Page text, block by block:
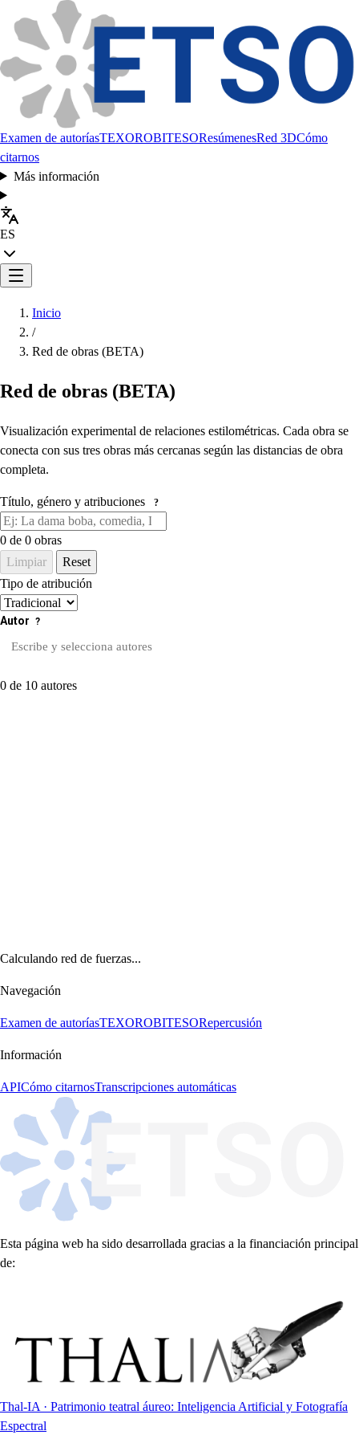
Examen de autoríasTEXOROBITESOResúmenesRed 3DCómo
citarnos
Más información
ES
Inicio
/
Red de obras (BETA)
Red de obras (BETA)
Visualización experimental de relaciones estilométricas. Cada obra se
conecta con sus tres obras más cercanas según las distancias de obra
completa.
Título, género y atribuciones ?
0 de 0 obras
Limpiar
Reset
Tipo de atribución
Autor ?
0 de 10 autores
Calculando red de fuerzas...
Navegación
Examen de autoríasTEXOROBITESORepercusión
Información
APICómo citarnosTranscripciones automáticas
Esta página web ha sido desarrollada gracias a la financiación principal
de:
Thal-IA · Patrimonio teatral áureo: Inteligencia Artificial y Fotografía
Espectral